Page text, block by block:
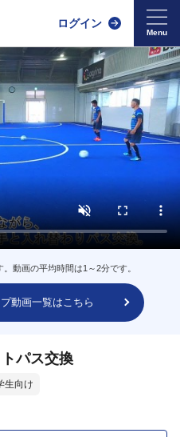
ログイン
動画の平均時間は1～2分です。
動画一覧はこちら
パス交換
生向け